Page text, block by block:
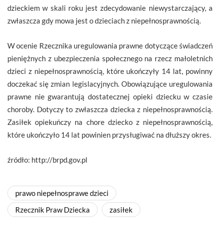
dzieckiem w skali roku jest zdecydowanie niewystarczający, a
zwłaszcza gdy mowa jest o dzieciach z niepełnosprawnością.
W ocenie Rzecznika uregulowania prawne dotyczące świadczeń
pieniężnych z ubezpieczenia społecznego na rzecz małoletnich
dzieci z niepełnosprawnością, które ukończyły 14 lat, powinny
doczekać się zmian legislacyjnych. Obowiązujące uregulowania
prawne nie gwarantują dostatecznej opieki dziecku w czasie
choroby. Dotyczy to zwłaszcza dziecka z niepełnosprawnością.
Zasiłek opiekuńczy na chore dziecko z niepełnosprawnością,
które ukończyło 14 lat powinien przysługiwać na dłuższy okres.
źródło: http://brpd.gov.pl
prawo niepełnosprawe dzieci
Rzecznik Praw Dziecka
zasiłek